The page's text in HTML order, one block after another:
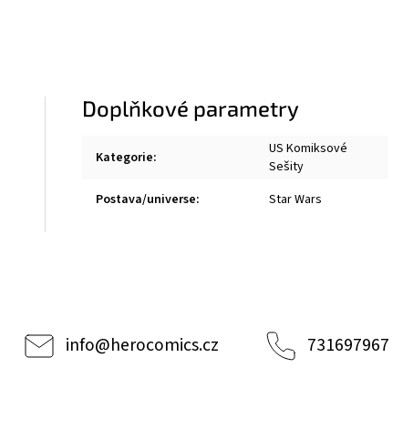
Doplňkové parametry
Kategorie:
US Komiksové
Sešity
Postava/universe: Star Wars
info@herocomics.cz 731697967